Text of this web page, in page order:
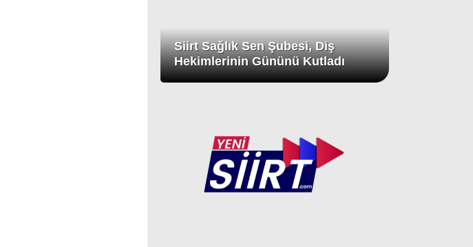
Siirt Sağlık Sen Şubesi, Diş
Hekimlerinin Gününü Kutladı